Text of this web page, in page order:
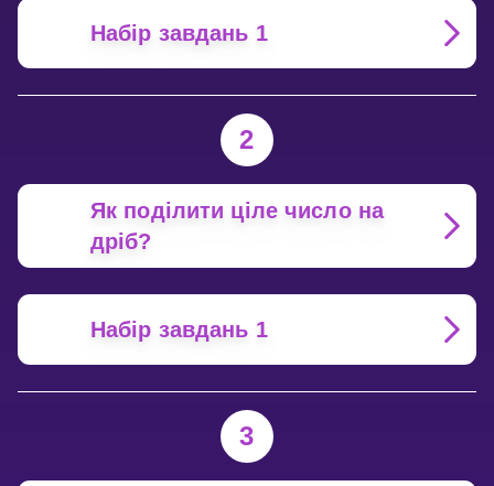
Набір завдань 1
2
Як поділити ціле число на
дріб?
Набір завдань 1
3